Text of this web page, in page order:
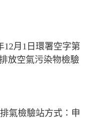
12月1日環署空字第
放空氣污染物檢驗
氣檢驗站方式：申